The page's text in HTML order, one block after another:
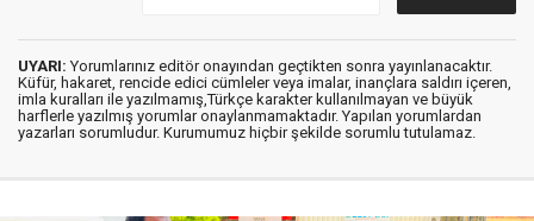
UYARI: Yorumlarınız editör onayından geçtikten sonra yayınlanacaktır.
Küfür, hakaret, rencide edici cümleler veya imalar, inançlara saldırı içeren,
imla kuralları ile yazılmamış,Türkçe karakter kullanılmayan ve büyük
harflerle yazılmış yorumlar onaylanmamaktadır. Yapılan yorumlardan
yazarları sorumludur. Kurumumuz hiçbir şekilde sorumlu tutulamaz.